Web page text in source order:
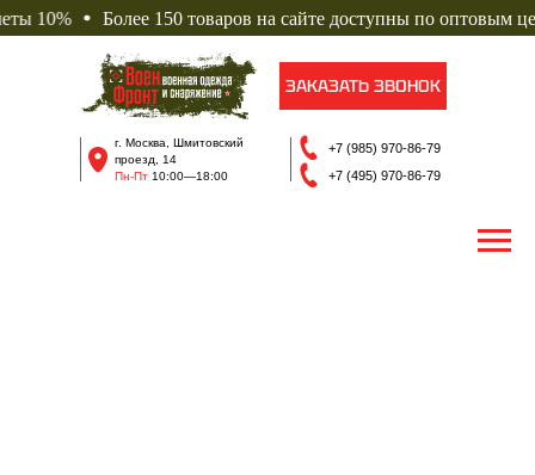
Более 150 товаров на сайте доступны по оптовым ценам
г. Москва, Шмитовский
проезд, 14
Пн-Пт 10:00—18:00
ЗАКАЗАТЬ ЗВОНОК
+7 (495) 970-86-79
+7 (985) 970-86-79